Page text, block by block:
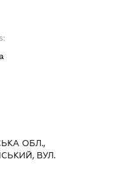
ОБЛ.,
ВУЛ.